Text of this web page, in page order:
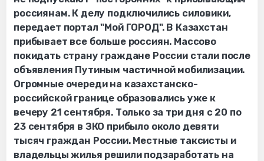
россиянам. К делу подключились силовики,
передает портал "Мой ГОРОД". В Казахстан
прибывает все больше россиян. Массово
покидать страну граждане России стали после
объявления Путиным частичной мобилизации.
Огромные очереди на казахстанско-
российской границе образовались уже к
вечеру 21 сентября. Только за три дня с 20 по
23 сентября в ЗКО прибыло около девяти
тысяч граждан России. Местные таксисты и
владельцы жилья решили подзаработать на